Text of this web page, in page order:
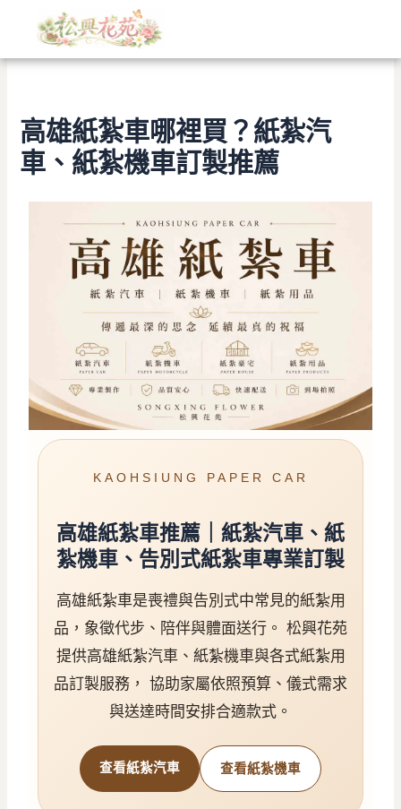
類
高雄紙紮車哪裡買？紙紮汽
車、紙紮機車訂製推薦
KAOHSIUNG PAPER CAR
高雄紙紮車推薦｜紙紮汽車、紙
紮機車、告別式紙紮車專業訂製
高雄紙紮車是喪禮與告別式中常見的紙紮用
品，象徵代步、陪伴與體面送行。 松興花苑
提供高雄紙紮汽車、紙紮機車與各式紙紮用
品訂製服務， 協助家屬依照預算、儀式需求
與送達時間安排合適款式。
查看紙紮汽車 查看紙紮機車